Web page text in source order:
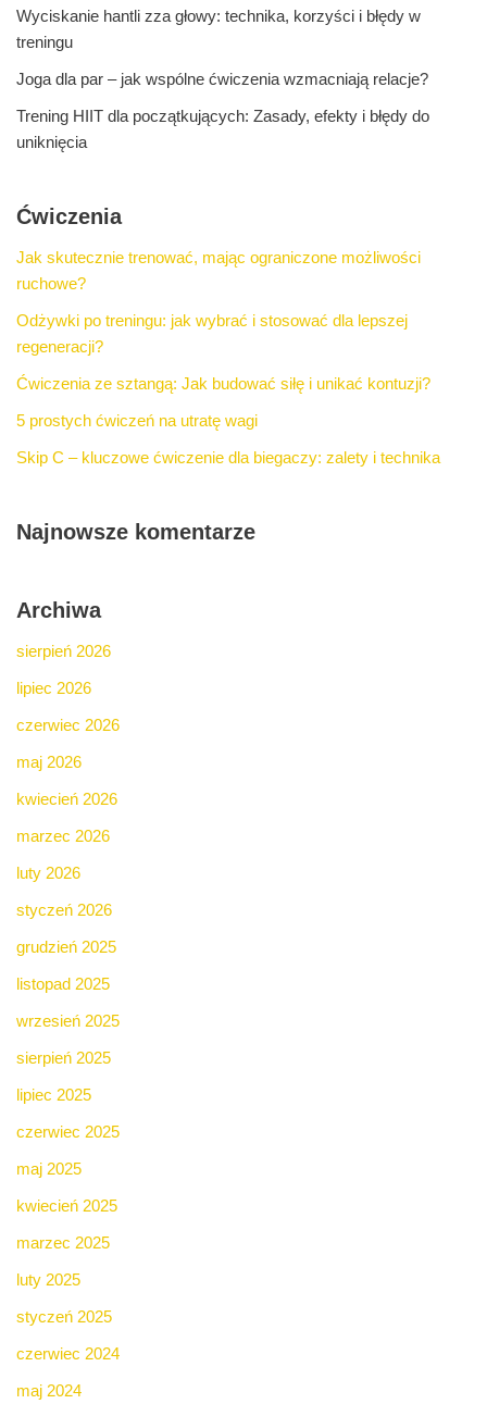
Wyciskanie hantli zza głowy: technika, korzyści i błędy w
treningu
Joga dla par – jak wspólne ćwiczenia wzmacniają relacje?
Trening HIIT dla początkujących: Zasady, efekty i błędy do
uniknięcia
Ćwiczenia
Jak skutecznie trenować, mając ograniczone możliwości
ruchowe?
Odżywki po treningu: jak wybrać i stosować dla lepszej
regeneracji?
Ćwiczenia ze sztangą: Jak budować siłę i unikać kontuzji?
5 prostych ćwiczeń na utratę wagi
Skip C – kluczowe ćwiczenie dla biegaczy: zalety i technika
Najnowsze komentarze
Archiwa
sierpień 2026
lipiec 2026
czerwiec 2026
maj 2026
kwiecień 2026
marzec 2026
luty 2026
styczeń 2026
grudzień 2025
listopad 2025
wrzesień 2025
sierpień 2025
lipiec 2025
czerwiec 2025
maj 2025
kwiecień 2025
marzec 2025
luty 2025
styczeń 2025
czerwiec 2024
maj 2024